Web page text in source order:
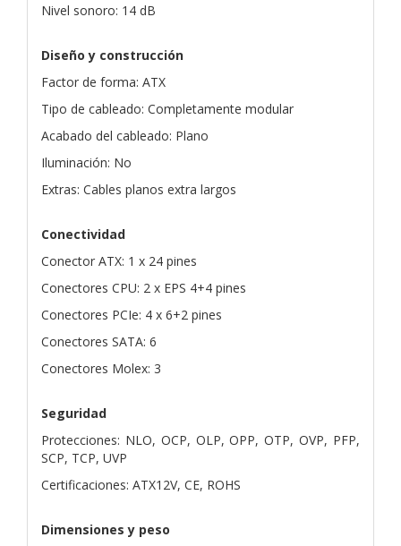
Nivel sonoro: 14 dB
Diseño y construcción
Factor de forma: ATX
Tipo de cableado: Completamente modular
Acabado del cableado: Plano
Iluminación: No
Extras: Cables planos extra largos
Conectividad
Conector ATX: 1 x 24 pines
Conectores CPU: 2 x EPS 4+4 pines
Conectores PCIe: 4 x 6+2 pines
Conectores SATA: 6
Conectores Molex: 3
Seguridad
Protecciones: NLO, OCP, OLP, OPP, OTP, OVP, PFP,
SCP, TCP, UVP
Certificaciones: ATX12V, CE, ROHS
Dimensiones y peso